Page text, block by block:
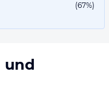
(67%)
und